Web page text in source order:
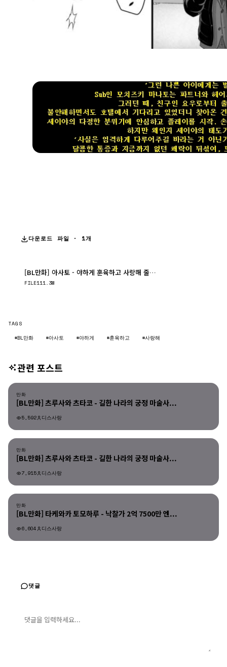
다운로드 파일 · 1개
[BL만화] 아사토 - 야하게 훈육하고 사랑해 줄게 -Dom-Sub 유니버스 02권
FILE111.3M
TAGS
#BL만화
#아사토 #야하게 #훈육하고 #사랑해
관련 포스트
만화
만화
[BL만화] 츠루사와 츠타코 - 길한 나라의 궁정 마술사...
5,592 디스사랑
만화
만화
[BL만화] 츠루사와 츠타코 - 길한 나라의 궁정 마술사...
7,915 디스사랑
만화
만화
[BL만화] 타케와카 토모하루 - 낙찰가 2억 7500만 엔...
6,604 디스사랑
댓글